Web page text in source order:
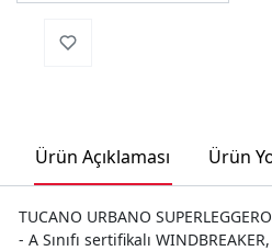
Ürün Açıklaması Ürün
TUCANO URBANO
- A Sınıfı sertifikalı